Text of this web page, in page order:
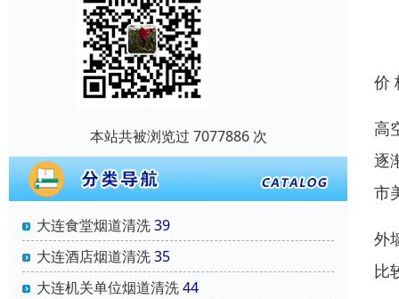
本站共被浏览过 7077886 次
大连食堂烟道清洗39
大连酒店烟道清洗35
大连机关单位烟道清洗44
价
高
逐
市
外
比